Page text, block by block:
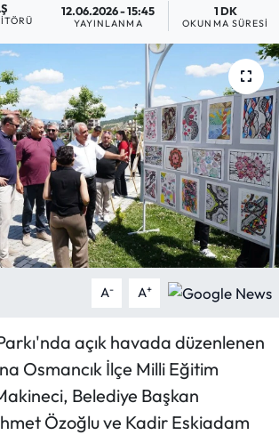
12.06.2026 - 15:45
YAYINLANMA
1 DK
OKUNMA SÜRESI
A- A+
açık havada düzenlenen
Osmancık İlçe Milli Eğitim
Belediye Başkan
Özoğlu ve Kadir Eskiadam
Dakika Haberleri
Haberleri